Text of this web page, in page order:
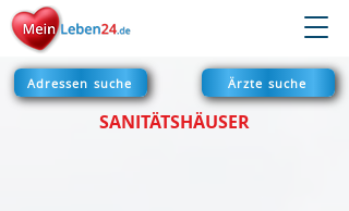
Adressen suche Ärzte suche
SANITÄTSHÄUSER